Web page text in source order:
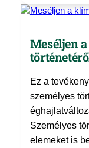
Meséljen
Ez a
személyes
Személyes
elemeket is